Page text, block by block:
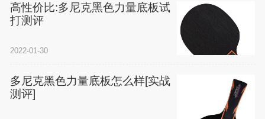
高性价比:多尼克黑色力量底板试
打测评
2022-01-30
多尼克黑色力量底板怎么样[实战
测评]